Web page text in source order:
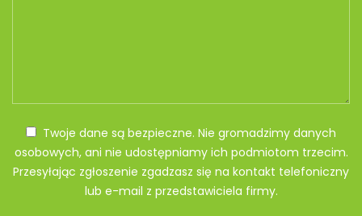
Twoje dane są bezpieczne. Nie gromadzimy danych
osobowych, ani nie udostępniamy ich podmiotom trzecim.
Przesyłając zgłoszenie zgadzasz się na kontakt telefoniczny
lub e-mail z przedstawiciela firmy.